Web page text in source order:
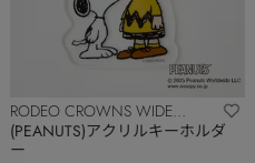
RODEO CROWNS WIDE
BOWL
(PEANUTS)アクリルキーホルダ
ー